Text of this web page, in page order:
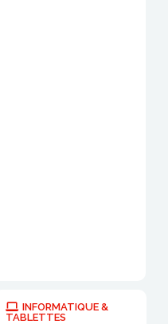
INFORMATIQUE &
TABLETTES